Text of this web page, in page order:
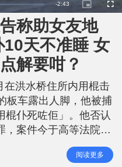
R
e
m
a
n
n
-2:43
P
i
t
u
r
e
-
i
c
r
e
F
u
称助女友地
天不准睡 女
解要咁？
在洪水桥住所内用棍击
板车露出人脚，他被捕
棍仆死咗佢」。他否认
，案件今于高等法院续
协助女友减肥，10日不
胖死症，唔可以俾佢
阅读更多